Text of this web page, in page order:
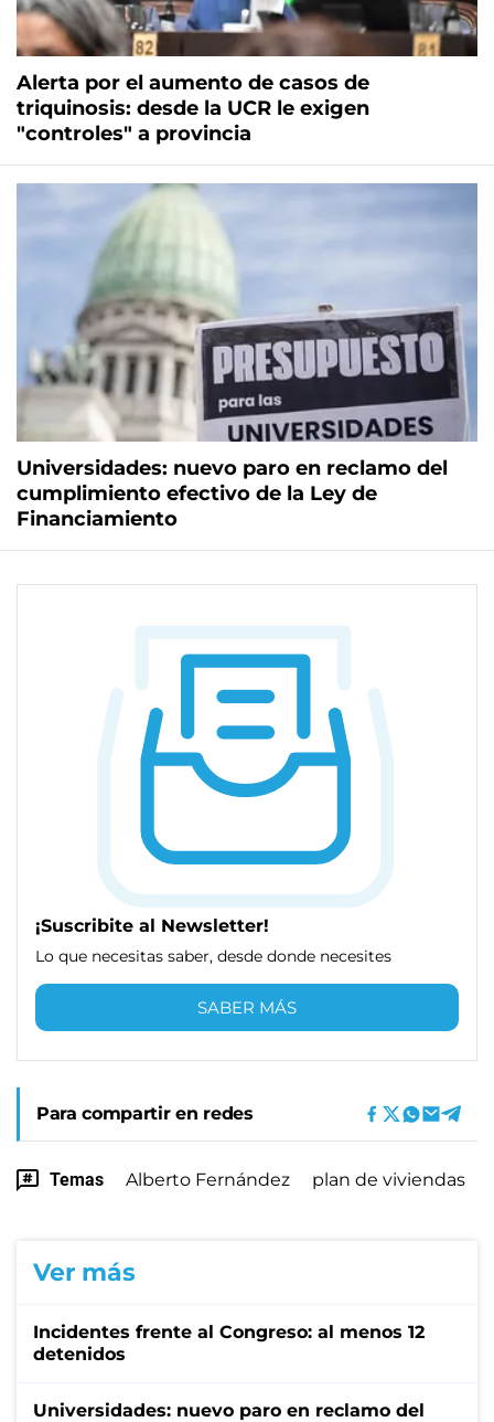
Alerta por el aumento de casos de
triquinosis: desde la UCR le exigen
"controles" a provincia
Universidades: nuevo paro en reclamo del
cumplimiento efectivo de la Ley de
Financiamiento
¡Suscribite al Newsletter!
Lo que necesitas saber, desde donde necesites
SABER MÁS
Para compartir en redes
Temas Alberto Fernández plan de viviendas
Ver más
Incidentes frente al Congreso: al menos 12
detenidos
Universidades: nuevo paro en reclamo del